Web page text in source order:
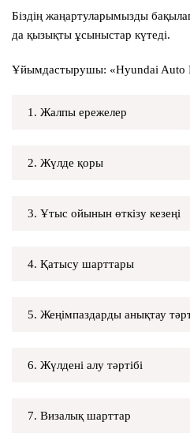
Біздің жаңартуларымызды
да қызықты ұсыныстар күтеді.
Ұйымдастырушы: «Hyundai
1. Жалпы ережелер
2. Жүлде қоры
3. Ұтыс ойынын өткізу кезеңі
4. Қатысу шарттары
5. Жеңімпаздарды анықтау
6. Жүлдені алу тәртібі
7. Визалық шарттар